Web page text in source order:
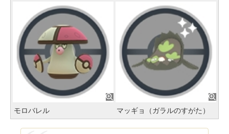
モロバレル マッギョ（ガラルのすがた）